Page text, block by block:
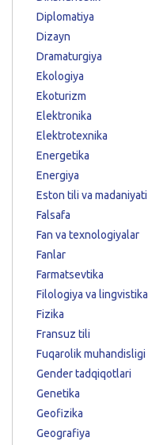
Diplomatiya
Dizayn
Dramaturgiya
Ekologiya
Ekoturizm
Elektronika
Elektrotexnika
Energetika
Energiya
Eston tili va madaniyati
Falsafa
Fan va texnologiyalar
Fanlar
Farmatsevtika
Filologiya va lingvistika
Fizika
Fransuz tili
Fuqarolik muhandisligi
Gender tadqiqotlari
Genetika
Geofizika
Geografiya